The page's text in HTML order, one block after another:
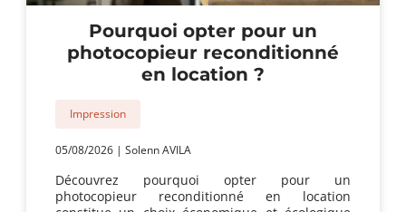
Pourquoi opter pour un
photocopieur reconditionné
en location ?
Impression
05/08/2026 | Solenn AVILA
Découvrez pourquoi opter pour un
photocopieur reconditionné en location